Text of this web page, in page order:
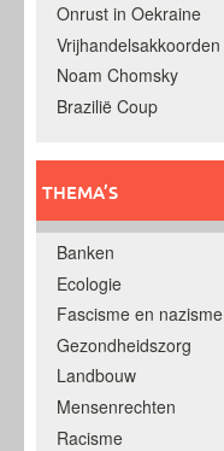
Onrust in Oekraine
Vrijhandelsakkoorden
Noam Chomsky
Brazilië Coup
THEMA’S
Banken
Ecologie
Fascisme en nazisme
Gezondheidszorg
Landbouw
Mensenrechten
Racisme